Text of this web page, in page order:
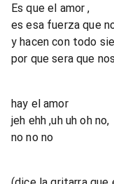
Es que el amor ,
es esa fuerza que
y hacen con todo
por que sera que
hay el amor
jeh ehh ,uh uh oh no,
no no no